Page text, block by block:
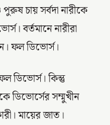
চায় সর্বদা নারীকে
বর্তমানে নারীরা
ফল ডিভোর্স।
ডিভোর্স। কিন্তু
ডিভোর্সের সম্মুখীন
মায়ের জাত।